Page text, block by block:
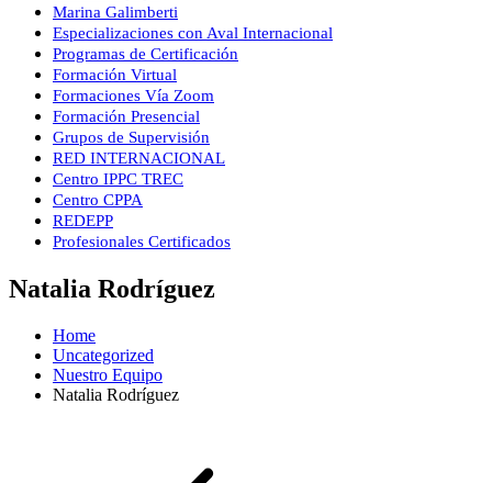
Marina Galimberti
Especializaciones con Aval Internacional
Programas de Certificación
Formación Virtual
Formaciones Vía Zoom
Formación Presencial
Grupos de Supervisión
RED INTERNACIONAL
Centro IPPC TREC
Centro CPPA
REDEPP
Profesionales Certificados
Natalia Rodríguez
Home
Uncategorized
Nuestro Equipo
Natalia Rodríguez